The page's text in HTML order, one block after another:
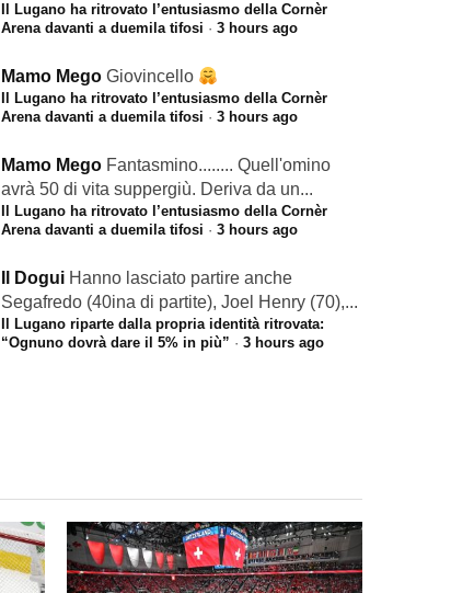
Il Lugano ha ritrovato l’entusiasmo della Cornèr
Arena davanti a duemila tifosi · 3 hours ago
Mamo Mego Giovincello
Il Lugano ha ritrovato l’entusiasmo della Cornèr
Arena davanti a duemila tifosi · 3 hours ago
Mamo Mego Fantasmino........ Quell'omino
avrà 50 di vita suppergiù. Deriva da un...
Il Lugano ha ritrovato l’entusiasmo della Cornèr
Arena davanti a duemila tifosi · 3 hours ago
Il Dogui Hanno lasciato partire anche
Segafredo (40ina di partite), Joel Henry (70),...
Il Lugano riparte dalla propria identità ritrovata:
“Ognuno dovrà dare il 5% in più” · 3 hours ago